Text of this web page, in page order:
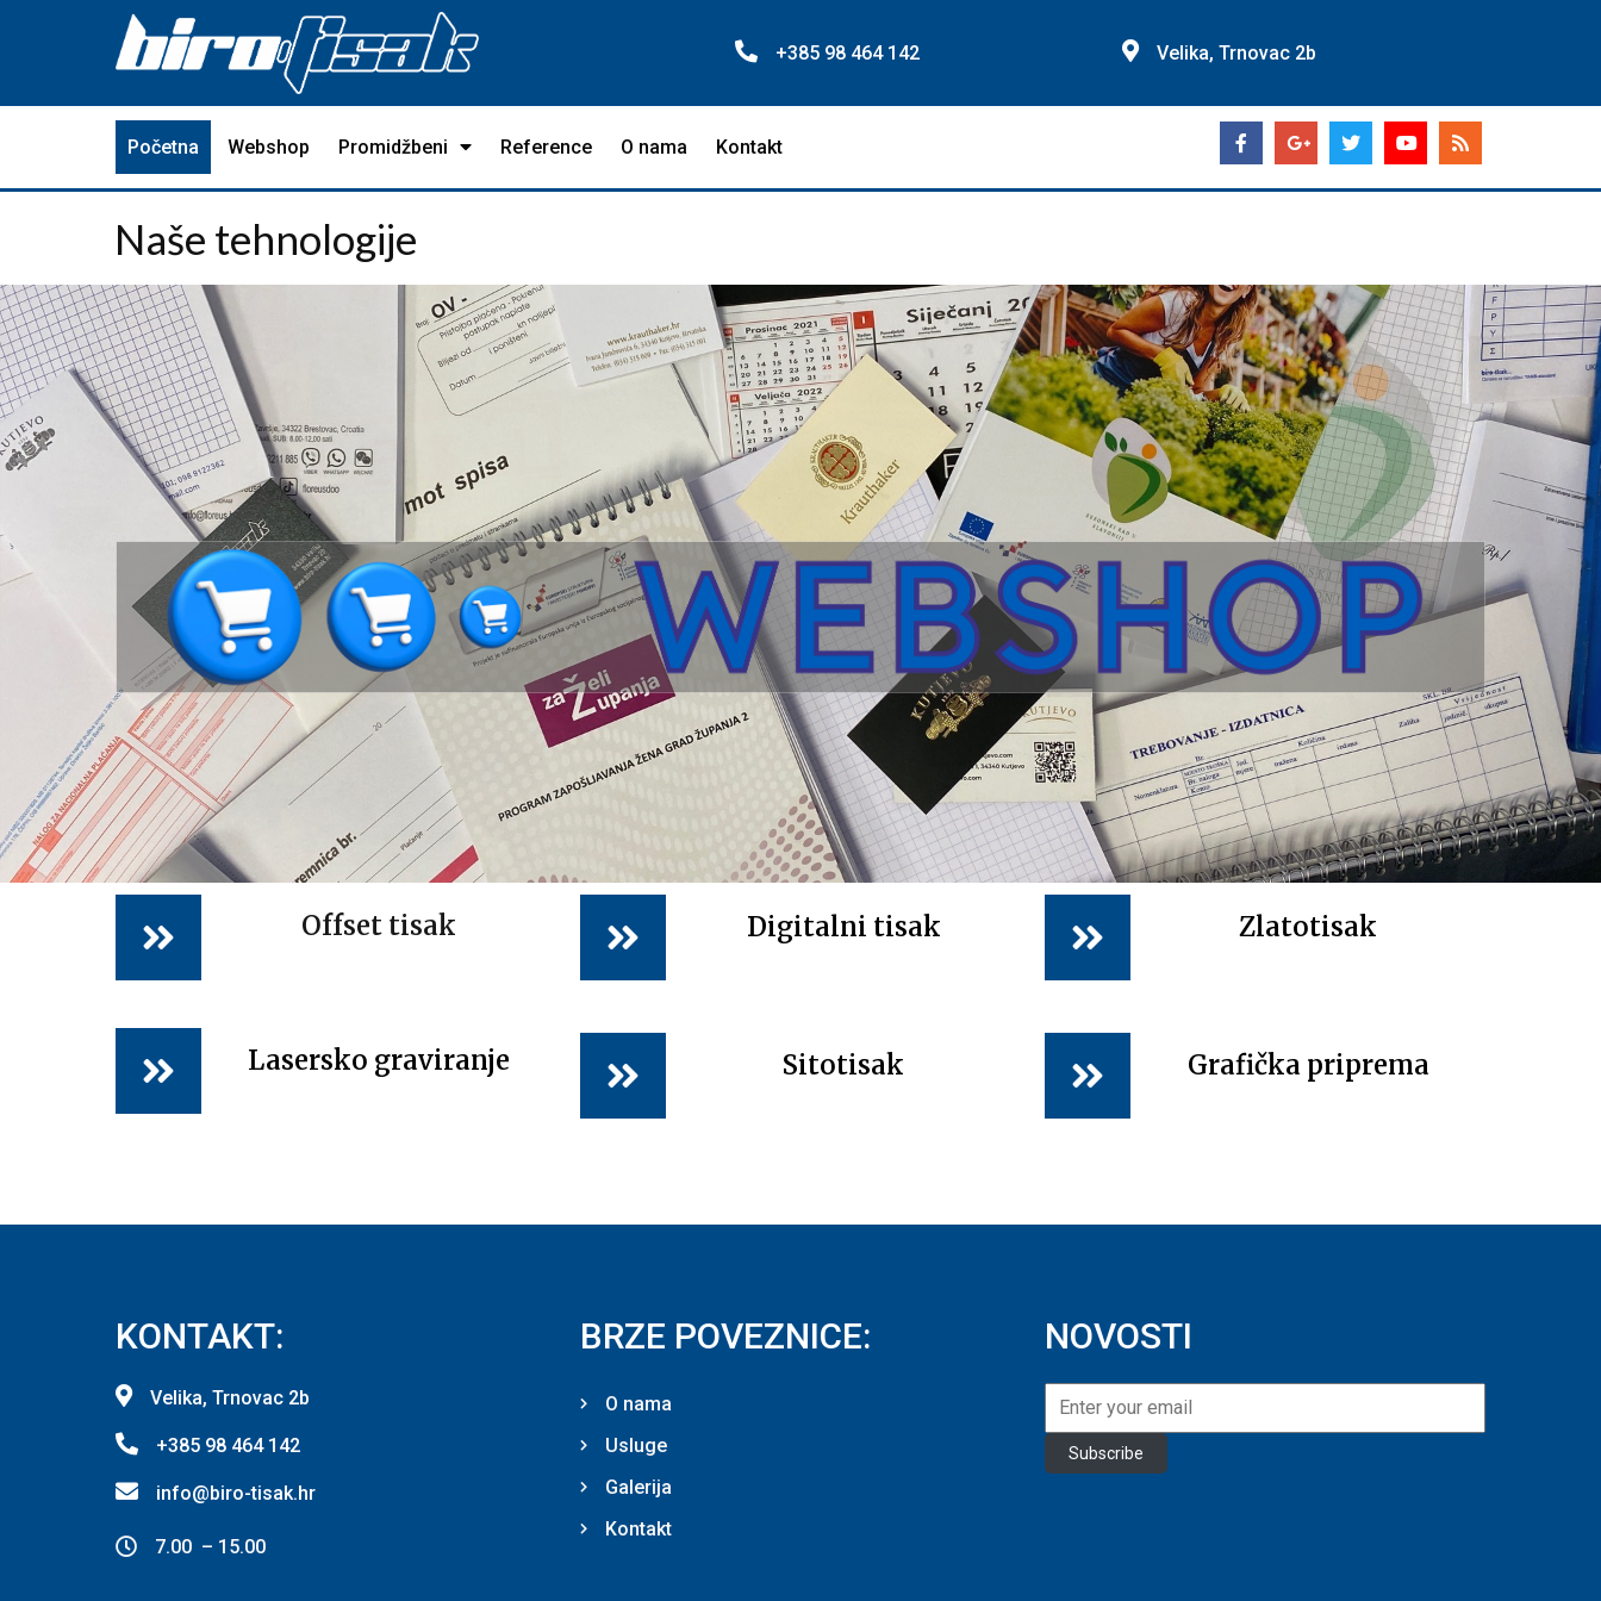
+385 98 464 142 Velika, Trnovac 2b
Početna Webshop Promidžbeni Reference O nama Kontakt
Naše tehnologije
Offset tisak
Lasersko graviranje
Digitalni tisak
Sitotisak
Zlatotisak
Grafička priprema
KONTAKT:
Velika, Trnovac 2b
+385 98 464 142
info@biro-tisak.hr
7.00 – 15.00
BRZE POVEZNICE:
O nama
Usluge
Galerija
Kontakt
NOVOSTI
Subscribe